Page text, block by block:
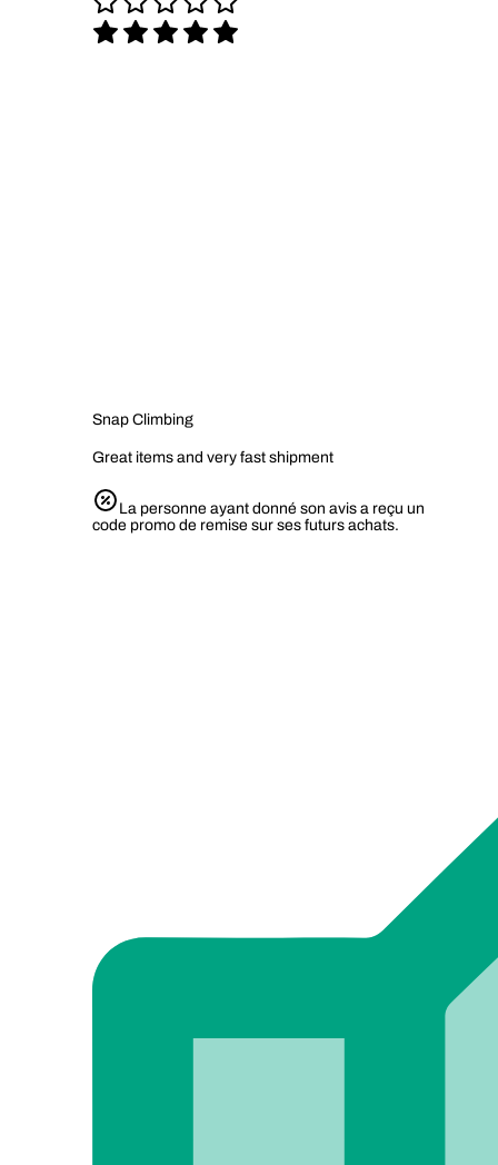
Snap Climbing
Great items and very fast shipment
La personne ayant donné son avis a reçu un
code promo de remise sur ses futurs achats.